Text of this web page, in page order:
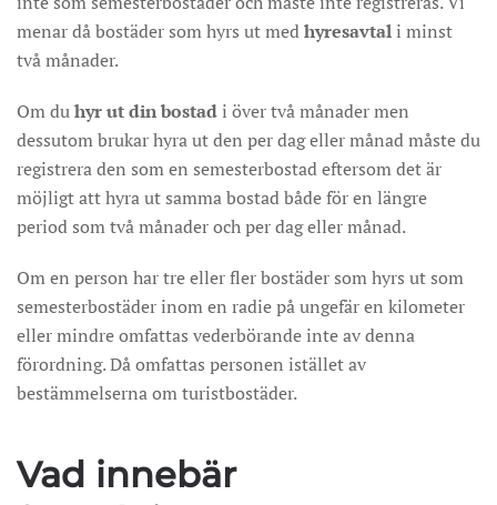
menar då bostäder som hyrs ut medhyresavtali minst
två månader.
Om duhyr ut din bostadi över två månader men
dessutom brukar hyra ut den per dag eller månad måste du
registrera den som en semesterbostad eftersom det är
möjligt att hyra ut samma bostad både för en längre
period som två månader och per dag eller månad.
Om en person har tre eller fler bostäder som hyrs ut som
semesterbostäder inom en radie på ungefär en kilometer
eller mindre omfattas vederbörande inte av denna
förordning. Då omfattas personen istället av
bestämmelserna om turistbostäder.
Vad innebär